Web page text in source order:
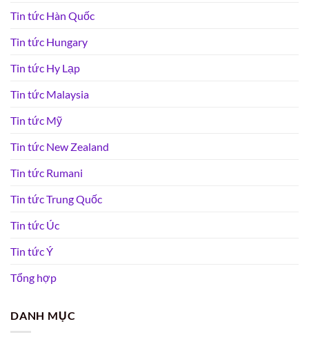
Tin tức Hàn Quốc
Tin tức Hungary
Tin tức Hy Lạp
Tin tức Malaysia
Tin tức Mỹ
Tin tức New Zealand
Tin tức Rumani
Tin tức Trung Quốc
Tin tức Úc
Tin tức Ý
Tổng hợp
DANH MỤC